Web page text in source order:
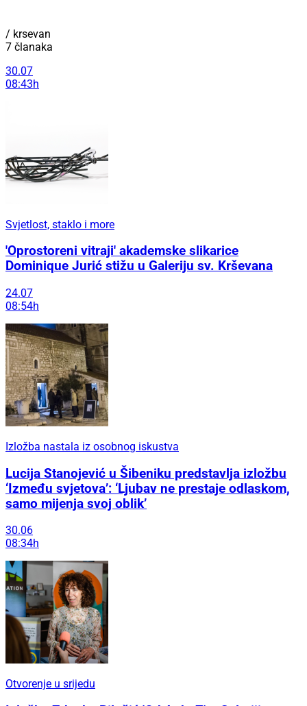
/ krsevan
7 članaka
30.07
08:43h
Svjetlost, staklo i more
'Oprostoreni vitraji' akademske slikarice
Dominique Jurić stižu u Galeriju sv. Krševana
24.07
08:54h
Izložba nastala iz osobnog iskustva
Lucija Stanojević u Šibeniku predstavlja izložbu
‘Između svjetova’: ‘Ljubav ne prestaje odlaskom,
samo mijenja svoj oblik’
30.06
08:34h
Otvorenje u srijedu